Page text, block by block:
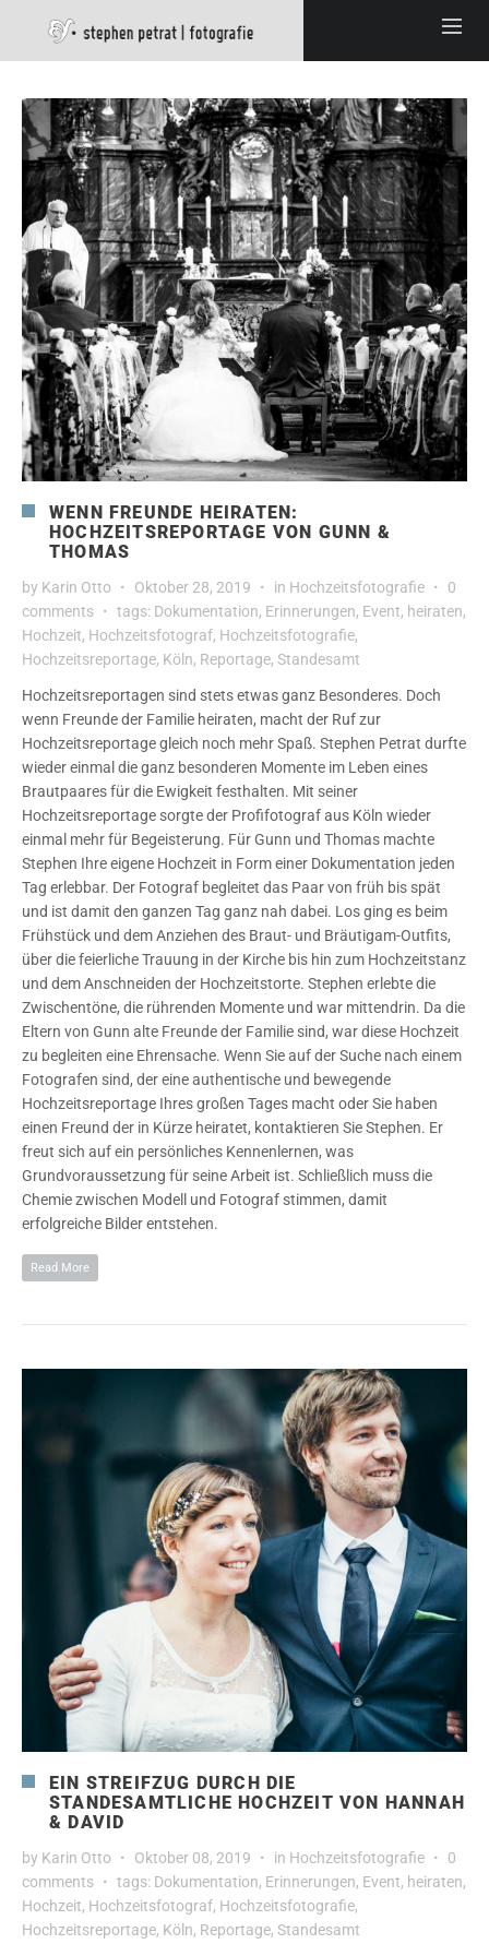
WENN FREUNDE HEIRATEN:
HOCHZEITSREPORTAGE VON GUNN &
THOMAS
by Karin Otto Oktober 28, 2019 in Hochzeitsfotografie
0
comments
tags: Dokumentation, Erinnerungen, Event, heiraten,
Hochzeit, Hochzeitsfotograf, Hochzeitsfotografie,
Hochzeitsreportage, Köln, Reportage, Standesamt
Hochzeitsreportagen sind stets etwas ganz Besonderes. Doch
wenn Freunde der Familie heiraten, macht der Ruf zur
Hochzeitsreportage gleich noch mehr Spaß. Stephen Petrat durfte
wieder einmal die ganz besonderen Momente im Leben eines
Brautpaares für die Ewigkeit festhalten. Mit seiner
Hochzeitsreportage sorgte der Profifotograf aus Köln wieder
einmal mehr für Begeisterung. Für Gunn und Thomas machte
Stephen Ihre eigene Hochzeit in Form einer Dokumentation jeden
Tag erlebbar. Der Fotograf begleitet das Paar von früh bis spät
und ist damit den ganzen Tag ganz nah dabei. Los ging es beim
Frühstück und dem Anziehen des Braut- und Bräutigam-Outfits,
über die feierliche Trauung in der Kirche bis hin zum Hochzeitstanz
und dem Anschneiden der Hochzeitstorte. Stephen erlebte die
Zwischentöne, die rührenden Momente und war mittendrin. Da die
Eltern von Gunn alte Freunde der Familie sind, war diese Hochzeit
zu begleiten eine Ehrensache. Wenn Sie auf der Suche nach einem
Fotografen sind, der eine authentische und bewegende
Hochzeitsreportage Ihres großen Tages macht oder Sie haben
einen Freund der in Kürze heiratet, kontaktieren Sie Stephen. Er
freut sich auf ein persönliches Kennenlernen, was
Grundvoraussetzung für seine Arbeit ist. Schließlich muss die
Chemie zwischen Modell und Fotograf stimmen, damit
erfolgreiche Bilder entstehen.
Read More
EIN STREIFZUG DURCH DIE
STANDESAMTLICHE HOCHZEIT VON HANNAH
& DAVID
by Karin Otto Oktober 08, 2019 in Hochzeitsfotografie
0
comments
tags: Dokumentation, Erinnerungen, Event, heiraten,
Hochzeit, Hochzeitsfotograf, Hochzeitsfotografie,
Hochzeitsreportage, Köln, Reportage, Standesamt